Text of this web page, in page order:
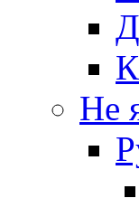
Не